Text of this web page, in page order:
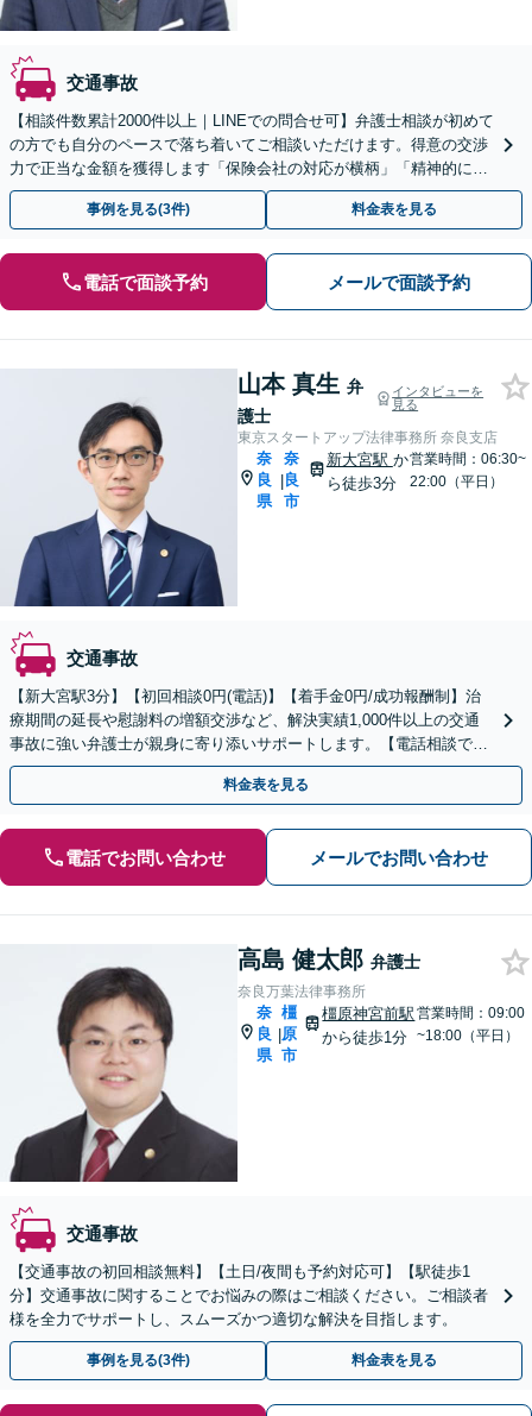
交通事故
【相談件数累計2000件以上｜LINEでの問合せ可】弁護士相談が初めて
の方でも自分のペースで落ち着いてご相談いただけます。得意の交渉
力で正当な金額を獲得します「保険会社の対応が横柄」「精神的に辛
い」等疑問を感じたらご相談を【近鉄奈良駅５分】
事例を見る(3件) 料金表を見る
電話で面談予約 メールで面談予約
山本 真生 弁
護士
インタビューを
見る
東京スタートアップ法律事務所 奈良支店
奈
良
県
|
奈
良
市
新大宮駅 か
ら徒歩3分
営業時間：06:30~
22:00（平日）
交通事故
【新大宮駅3分】【初回相談0円(電話)】【着手金0円/成功報酬制】治
療期間の延長や慰謝料の増額交渉など、解決実績1,000件以上の交通
事故に強い弁護士が親身に寄り添いサポートします。【電話相談でご
契約まで対応可/来所不要】
料金表を見る
電話でお問い合わせ メールでお問い合わせ
高島 健太郎 弁護士
奈良万葉法律事務所
奈
良
県
|
橿
原
市
橿原神宮前駅
から徒歩1分
営業時間：09:00
~18:00（平日）
交通事故
【交通事故の初回相談無料】【土日/夜間も予約対応可】【駅徒歩1
分】交通事故に関することでお悩みの際はご相談ください。ご相談者
様を全力でサポートし、スムーズかつ適切な解決を目指します。
事例を見る(3件) 料金表を見る